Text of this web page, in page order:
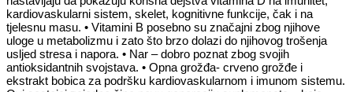
kardiovaskularni sistem, skelet, kognitivne funkcije, čak i na
tjelesnu masu. • Vitamini B posebno su značajni zbog njihove
uloge u metabolizmu i zato što brzo dolazi do njihovog trošenja
usljed stresa i napora. • Nar – dobro poznat zbog svojih
antioksidantnih svojstava. • Opna grožđa- crveno grožđe i
ekstrakt bobica za podršku kardiovaskularnom i imunom sistemu.